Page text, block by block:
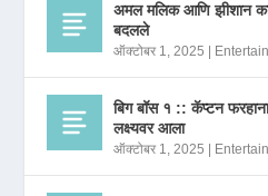
अमल मलिक आणि झीशान
बदलले
ऑक्टोबर 1, 2025
बिग बॉस १ :: कॅप्टन
लक्ष्यवर आला
ऑक्टोबर 1, 2025